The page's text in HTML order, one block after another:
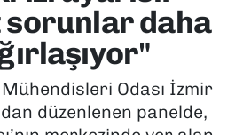
daha
Odası İzmir
düzenlenen panelde,